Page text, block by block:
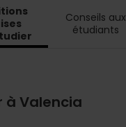
Conseils aux
étudiants
à Valencia